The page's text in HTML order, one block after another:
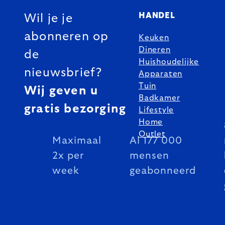
Wil je je
abonneren op
de
nieuwsbrief?
Wij geven u
gratis bezorging
Maximaal
2x per
week
Al 177 000
mensen
geabonneerd
HANDEL
Keuken
Dineren
Huishoudelijke
Apparaten
Tuin
Badkamer
Lifestyle
Home
Outlet